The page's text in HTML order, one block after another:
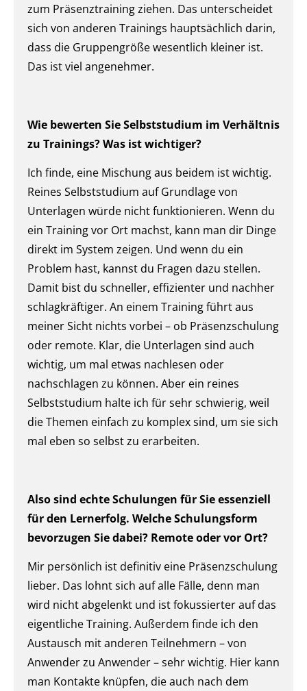
zum Präsenztraining ziehen. Das unterscheidet
sich von anderen Trainings hauptsächlich darin,
dass die Gruppengröße wesentlich kleiner ist.
Das ist viel angenehmer.
Wie bewerten Sie Selbststudium im Verhältnis
zu Trainings? Was ist wichtiger?
Ich finde, eine Mischung aus beidem ist wichtig.
Reines Selbststudium auf Grundlage von
Unterlagen würde nicht funktionieren. Wenn du
ein Training vor Ort machst, kann man dir Dinge
direkt im System zeigen. Und wenn du ein
Problem hast, kannst du Fragen dazu stellen.
Damit bist du schneller, effizienter und nachher
schlagkräftiger. An einem Training führt aus
meiner Sicht nichts vorbei – ob Präsenzschulung
oder remote. Klar, die Unterlagen sind auch
wichtig, um mal etwas nachlesen oder
nachschlagen zu können. Aber ein reines
Selbststudium halte ich für sehr schwierig, weil
die Themen einfach zu komplex sind, um sie sich
mal eben so selbst zu erarbeiten.
Also sind echte Schulungen für Sie essenziell
für den Lernerfolg. Welche Schulungsform
bevorzugen Sie dabei? Remote oder vor Ort?
Mir persönlich ist definitiv eine Präsenzschulung
lieber. Das lohnt sich auf alle Fälle, denn man
wird nicht abgelenkt und ist fokussierter auf das
eigentliche Training. Außerdem finde ich den
Austausch mit anderen Teilnehmern – von
Anwender zu Anwender – sehr wichtig. Hier kann
man Kontakte knüpfen, die auch nach dem